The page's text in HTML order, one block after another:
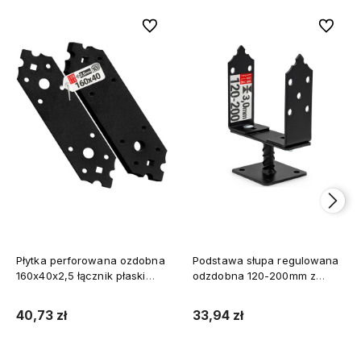
Płytka perforowana ozdobna
160x40x2,5 łącznik płaski
40,73 zł
Do ulubionych
Podstawa słupa regulowana
odzdobna 120-200mm z
33,94 zł
Do